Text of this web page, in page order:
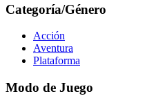
Categoría/Género
Acción
Aventura
Plataforma
Modo de Juego